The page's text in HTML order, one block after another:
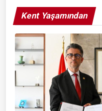
Kent Yaşamından